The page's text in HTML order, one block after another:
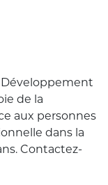
de la
aux personnes
dans la
Contactez-